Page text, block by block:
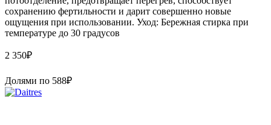
сохранению фертильности и дарит совершенно новые
ощущения при использовании. Уход: Бережная стирка при
температуре до 30 градусов
2 350₽
Долями по 588₽